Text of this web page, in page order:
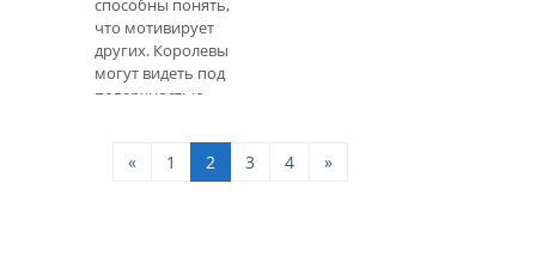
способны понять,
что мотивирует
других. Королевы
могут видеть под
поверхностью,
Королевы знают, что
никто не является
« 1 2 3 4 »